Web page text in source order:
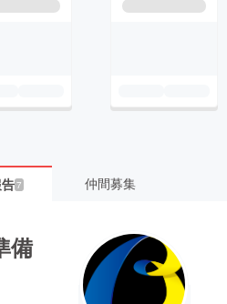
7 仲間募集
備